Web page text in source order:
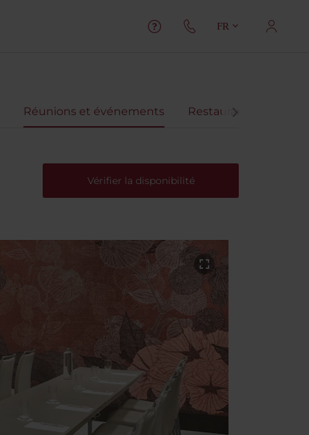
FR
Réunions et événements Restaurant et Bars
Vérifier la disponibilité